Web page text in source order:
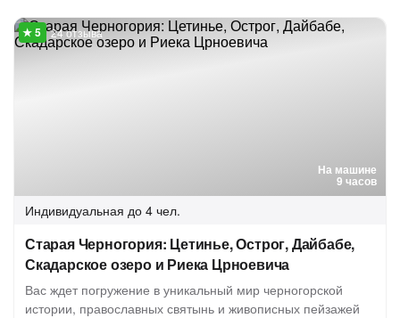
На машине
9 часов
24 отзыва
Индивидуальная до 4 чел.
Старая Черногория: Цетинье, Острог, Дайбабе,
Скадарское озеро и Риека Црноевича
Вас ждет погружение в уникальный мир черногорской
истории, православных святынь и живописных пейзажей